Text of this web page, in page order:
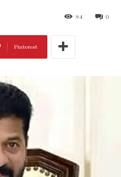
0
94
Pinterest